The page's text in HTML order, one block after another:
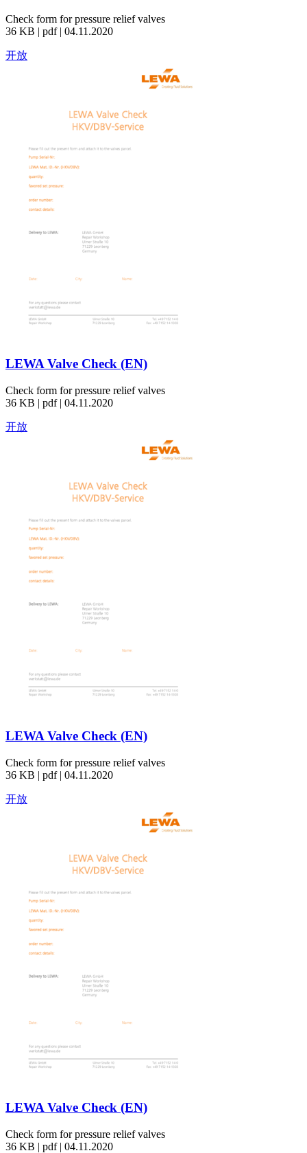
Check form for pressure relief valves
36 KB | pdf | 04.11.2020
开放
LEWA Valve Check (EN)
Check form for pressure relief valves
36 KB | pdf | 04.11.2020
开放
LEWA Valve Check (EN)
Check form for pressure relief valves
36 KB | pdf | 04.11.2020
开放
LEWA Valve Check (EN)
Check form for pressure relief valves
36 KB | pdf | 04.11.2020